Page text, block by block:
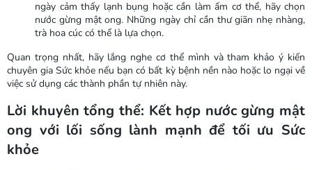
ngày cảm thấy lạnh bụng hoặc cần làm ấm cơ thể, hãy chọn
nước gừng mật ong. Những ngày chỉ cần thư giãn nhẹ nhàng,
trà hoa cúc có thể là lựa chọn.
Quan trọng nhất, hãy lắng nghe cơ thể mình và tham khảo ý kiến
chuyên gia Sức khỏe nếu bạn có bất kỳ bệnh nền nào hoặc lo ngại về
việc sử dụng các thành phần tự nhiên này.
Lời khuyên tổng thể: Kết hợp nước gừng mật
ong với lối sống lành mạnh để tối ưu Sức
khỏe